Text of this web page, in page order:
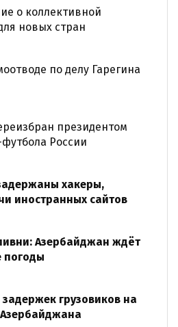
о коллективной
новых стран
по делу Гарегина
президентом
России
хакеры,
иностранных сайтов
Азербайджан ждёт
погоды
грузовиков на